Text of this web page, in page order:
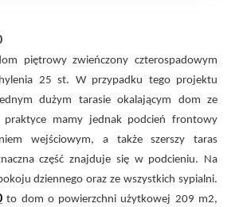
piętrowy zwieńczony czterospadowym
25 st. W przypadku tego projektu
dużym tarasie okalającym dom ze
mamy jednak podcień frontowy
wejściowym, a także szerszy taras
część znajduje się w podcieniu. Na
dziennego oraz ze wszystkich sypialni.
to dom o powierzchni użytkowej 209 m2,